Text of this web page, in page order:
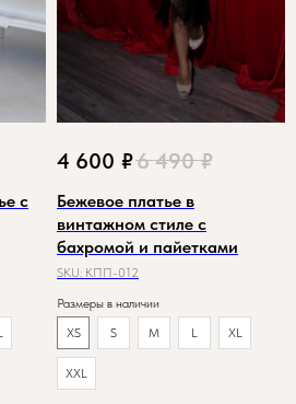
с
4 600 ₽6 490 ₽
Бежевое платье в
винтажном стиле с
бахромой и пайетками
SKU: КПП-012
Размеры в наличии
XS
S M L XL
XXL